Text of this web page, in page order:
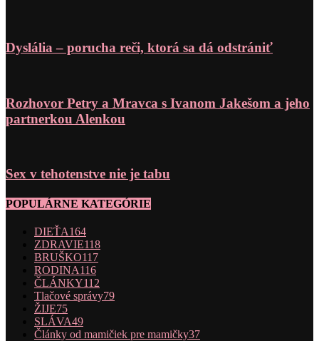
Dyslália – porucha reči, ktorá sa dá odstrániť
Rozhovor Petry a Mravca s Ivanom Jakešom a jeho
partnerkou Alenkou
Sex v tehotenstve nie je tabu
POPULÁRNE KATEGÓRIE
DIEŤA164
ZDRAVIE118
BRUŠKO117
RODINA116
ČLÁNKY112
Tlačové správy79
ŽIJE75
SLÁVA49
Články od mamičiek pre mamičky37